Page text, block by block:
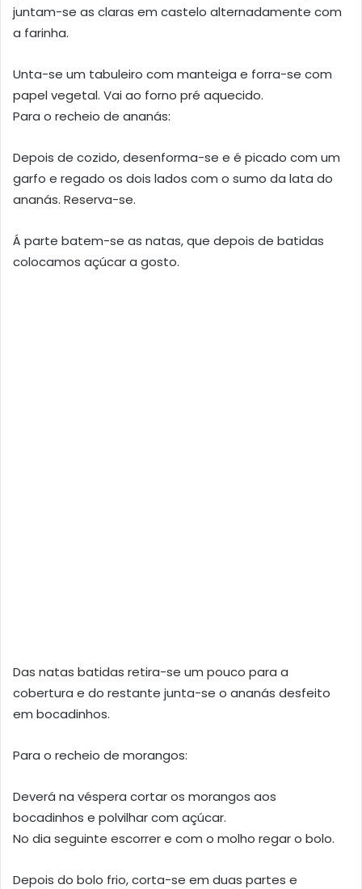
juntam-se as claras em castelo alternadamente com
a farinha.
Unta-se um tabuleiro com manteiga e forra-se com
papel vegetal. Vai ao forno pré aquecido.
Para o recheio de ananás:
Depois de cozido, desenforma-se e é picado com um
garfo e regado os dois lados com o sumo da lata do
ananás. Reserva-se.
Á parte batem-se as natas, que depois de batidas
colocamos açúcar a gosto.
Das natas batidas retira-se um pouco para a
cobertura e do restante junta-se o ananás desfeito
em bocadinhos.
Para o recheio de morangos:
Deverá na véspera cortar os morangos aos
bocadinhos e polvilhar com açúcar.
No dia seguinte escorrer e com o molho regar o bolo.
Depois do bolo frio, corta-se em duas partes e